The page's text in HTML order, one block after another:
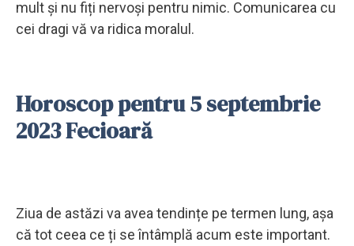
mult și nu fiți nervoși pentru nimic. Comunicarea cu
cei dragi vă va ridica moralul.
Horoscop pentru 5 septembrie
2023 Fecioară
Ziua de astăzi va avea tendințe pe termen lung, așa
că tot ceea ce ți se întâmplă acum este important.